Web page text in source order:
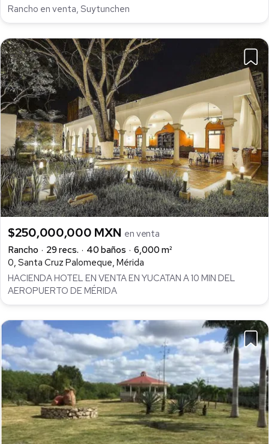
Rancho en venta, Suytunchen
$250,000,000 MXN en venta
Rancho
29 recs. 40 baños
6,000 m²
0, Santa Cruz Palomeque, Mérida
HACIENDA HOTEL EN VENTA EN YUCATAN A 10 MIN DEL
AEROPUERTO DE MÉRIDA